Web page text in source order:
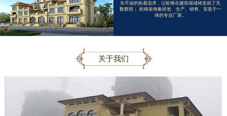
矢不渝的执着追求，让欧锋在建筑领域铸造就了无
数辉煌； 欧锋装饰集研发、生产、销售、安装于一
体的专业厂家。
关于我们